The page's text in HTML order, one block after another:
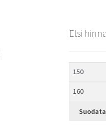
Etsi
Suodata